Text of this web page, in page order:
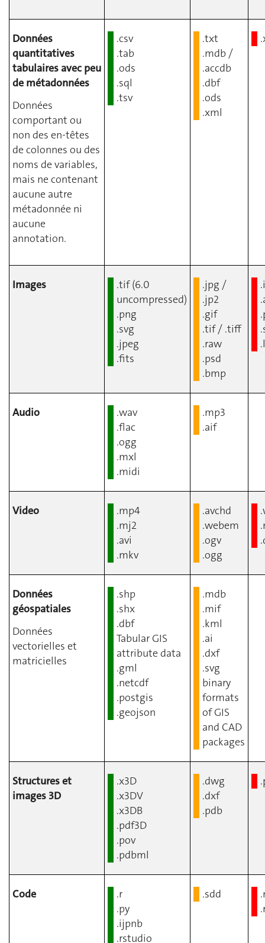
Données
quantitatives
tabulaires avec peu
de métadonnées
Données
comportant ou
non des en-têtes
de colonnes ou des
noms de variables,
mais ne contenant
aucune autre
métadonnée ni
aucune
annotation.
.csv
.tab
.ods
.sql
.tsv
.txt
.mdb /
.accdb
.dbf
.ods
.xml
Images
.tif (6.0
uncompressed)
.png
.svg
.jpeg
.fits
.jpg /
.jp2
.gif
.tif / .tiff
.raw
.psd
.bmp
Audio
.wav
.flac
.ogg
.mxl
.midi
.mp3
.aif
Video
.mp4
.mj2
.avi
.mkv
.avchd
.webem
.ogv
.ogg
Données
géospatiales
Données
vectorielles et
matricielles
.shp
.shx
.dbf
Tabular GIS
attribute data
.gml
.netcdf
.postgis
.geojson
.mdb
.mif
.kml
.ai
.dxf
.svg
binary
formats
of GIS
and CAD
packages
Structures et
images 3D
.x3D
.x3DV
.x3DB
.pdf3D
.pov
.pdbml
.dwg
.dxf
.pdb
Code
.r
.py
.ijpnb
.rstudio
.sdd